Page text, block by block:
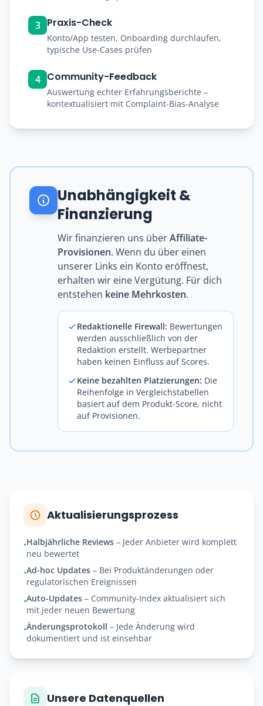
3 Praxis-Check
Konto/App testen, Onboarding durchlaufen,
typische Use-Cases prüfen
4 Community-Feedback
Auswertung echter Erfahrungsberichte –
kontextualisiert mit Complaint-Bias-Analyse
Unabhängigkeit &
Finanzierung
Wir finanzieren uns überAffiliate-
Provisionen. Wenn du über einen
unserer Links ein Konto eröffnest,
erhalten wir eine Vergütung. Für dich
entstehen keine Mehrkosten.
Redaktionelle Firewall: Bewertungen
werden ausschließlich von der
Redaktion erstellt. Werbepartner
haben keinen Einfluss auf Scores.
Keine bezahlten Platzierungen: Die
Reihenfolge in Vergleichstabellen
basiert auf dem Produkt-Score, nicht
auf Provisionen.
Aktualisierungsprozess
•Halbjährliche Reviews – Jeder Anbieter wird komplett
neu bewertet
•Ad-hoc Updates – Bei Produktänderungen oder
regulatorischen Ereignissen
•Auto-Updates – Community-Index aktualisiert sich
mit jeder neuen Bewertung
•Änderungsprotokoll – Jede Änderung wird
dokumentiert und ist einsehbar
Unsere Datenquellen